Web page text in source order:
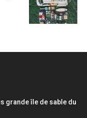
grande île de sable du